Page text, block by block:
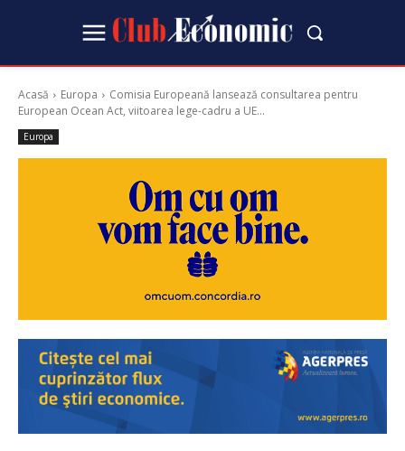
Acasă Europa
Comisia Europeană lansează consultarea pentru
European Ocean Act, viitoarea lege-cadru a UE...
Europa